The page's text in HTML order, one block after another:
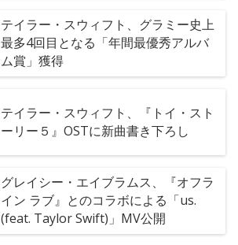
テイラー・スウィフト、グラミー史上
最多4回目となる「年間最優秀アルバ
ム賞」獲得
テイラー・スウィフト、『トイ・スト
ーリー５』OSTに新曲書き下ろし
グレイシー・エイブラムス、『オフラ
イン ラブ』とのコラボによる「us.
(feat. Taylor Swift)」MV公開